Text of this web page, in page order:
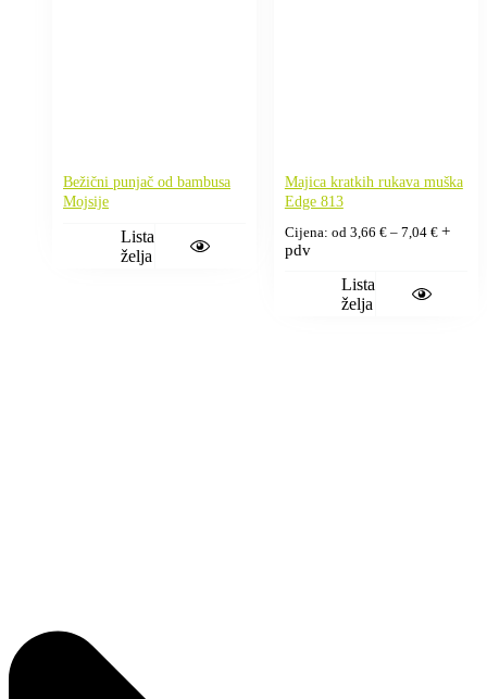
Bežični punjač od bambusa
Mojsije
Lista
želja
Majica kratkih rukava muška
Edge 813
Cijena: od 3,66 € – 7,04 €Raspon
+
pdv
Lista
želja